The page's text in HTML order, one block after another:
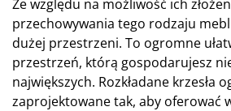
Ze względu na możliwość ich
przechowywania tego rodzaju
dużej przestrzeni. To ogromne
przestrzeń, którą gospodarujesz
największych. Rozkładane krzesła
zaprojektowane tak, aby oferować